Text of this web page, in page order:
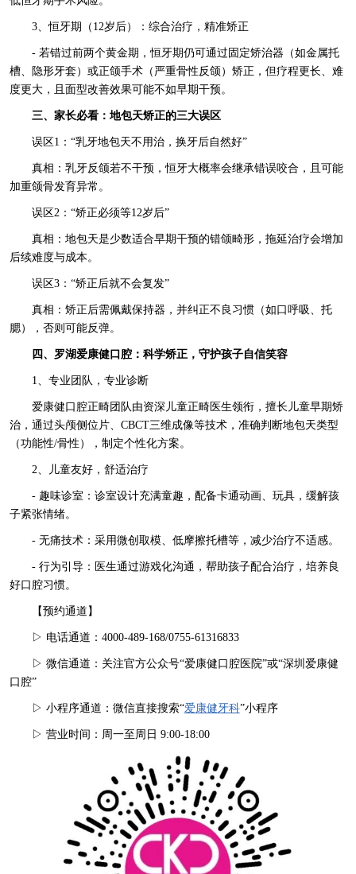
3、恒牙期（12岁后）：综合治疗，精准矫正
- 若错过前两个黄金期，恒牙期仍可通过固定矫治器（如金属托
槽、隐形牙套）或正颌手术（严重骨性反颌）矫正，但疗程更长、难
度更大，且面型改善效果可能不如早期干预。
三、家长必看：地包天矫正的三大误区
误区1：“乳牙地包天不用治，换牙后自然好”
真相：乳牙反颌若不干预，恒牙大概率会继承错误咬合，且可能
加重颌骨发育异常。
误区2：“矫正必须等12岁后”
真相：地包天是少数适合早期干预的错颌畸形，拖延治疗会增加
后续难度与成本。
误区3：“矫正后就不会复发”
真相：矫正后需佩戴保持器，并纠正不良习惯（如口呼吸、托
腮），否则可能反弹。
四、罗湖爱康健口腔：科学矫正，守护孩子自信笑容
1、专业团队，专业诊断
爱康健口腔正畸团队由资深儿童正畸医生领衔，擅长儿童早期矫
治，通过头颅侧位片、CBCT三维成像等技术，准确判断地包天类型
（功能性/骨性），制定个性化方案。
2、儿童友好，舒适治疗
- 趣味诊室：诊室设计充满童趣，配备卡通动画、玩具，缓解孩
子紧张情绪。
- 无痛技术：采用微创取模、低摩擦托槽等，减少治疗不适感。
- 行为引导：医生通过游戏化沟通，帮助孩子配合治疗，培养良
好口腔习惯。
【预约通道】
▷ 电话通道：4000-489-168/0755-61316833
▷ 微信通道：关注官方公众号“爱康健口腔医院”或“深圳爱康健
口腔”
▷ 小程序通道：微信直接搜索“爱康健牙科”小程序
▷ 营业时间：周一至周日 9:00-18:00